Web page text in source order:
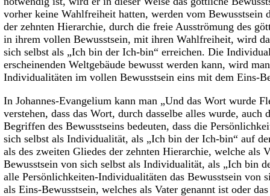
vorher keine Wahlfreiheit hatten, werden vom
der zehnten Hierarchie, durch die freie Ausströmung des
in ihrem vollen Bewusstsein, mit ihren Wahlfreiheit, wird
sich selbst als „Ich bin der Ich-bin“ erreichen. Die
erscheinenden Weltgebäude bewusst werden kann, wird
Individualitäten im vollen Bewusstsein eins mit dem Eins-
In Johannes-Evangelium kann man „Und das Wort wurde
verstehen, dass das Wort, durch dasselbe alles wurde,
Begriffen des Bewusstseins bedeuten, dass die
sich selbst als Individualität, als „Ich bin der Ich-bin“ auf
als des zweiten Gliedes der zehnten Hierarchie, welche als
Bewusstsein von sich selbst als Individualität, als „Ich bin
alle Persönlichkeiten-Individualitäten das Bewusstsein von
als Eins-Bewusstsein, welches als Vater genannt ist oder